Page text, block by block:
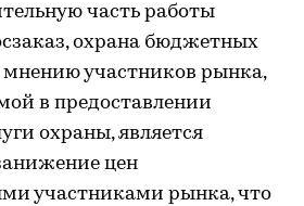
часть работы
охрана бюджетных
участников рынка,
в предоставлении
охраны, является
цен
участниками рынка, что